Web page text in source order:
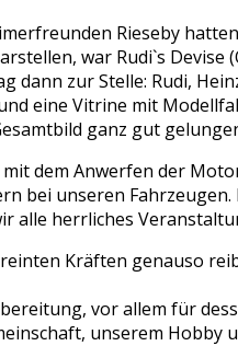
Rieseby
war Rudi`s Devise
dann zur Stelle: Rudi,
eine Vitrine mit
ganz gut
dem Anwerfen der
bei unseren
alle herrliches
Kräften genauso
vor allem für
unserem Hobby